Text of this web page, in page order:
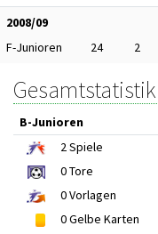
2008/09
F-Junioren
24 2
Gesamtstatistik
B-Junioren
2Spiele
0Tore
0Vorlagen
0Gelbe Karten